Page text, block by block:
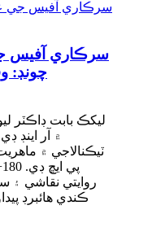
سرڪاري آفيس
چونڊ:
ليکڪ بابت ڊاڪٽر
۾ آر اينڊ
ٽيڪنالاجي ۾
روايتي نقاشي ۽
ڪندي هائبرڊ